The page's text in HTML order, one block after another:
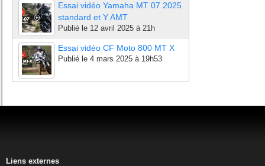
Essai vidéo Yamaha MT 07 2025
standard et Y AMT
Publié le 12 avril 2025 à 21h
Essai vidéo CF Moto 800 MT X
Publié le 4 mars 2025 à 19h53
Liens externes